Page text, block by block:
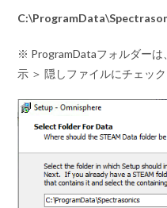
※ ProgramDataフォルダーは
示 ＞ 隠しファイルにチェッ